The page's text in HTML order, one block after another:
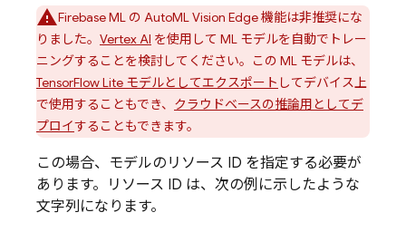
Firebase ML の AutoML Vision Edge 機能は非推奨にな
りました。 Vertex AI を使用して ML モデルを自動でトレー
ニングすることを検討してください。この ML モデルは、
TensorFlow Lite モデルとしてエクスポート してデバイス上
で使用することもでき、 クラウドベースの推論用としてデ
プロイすることもできます。
この場合、モデルのリソース ID を指定する必要が
あります。リソース ID は、次の例に示したような
文字列になります。